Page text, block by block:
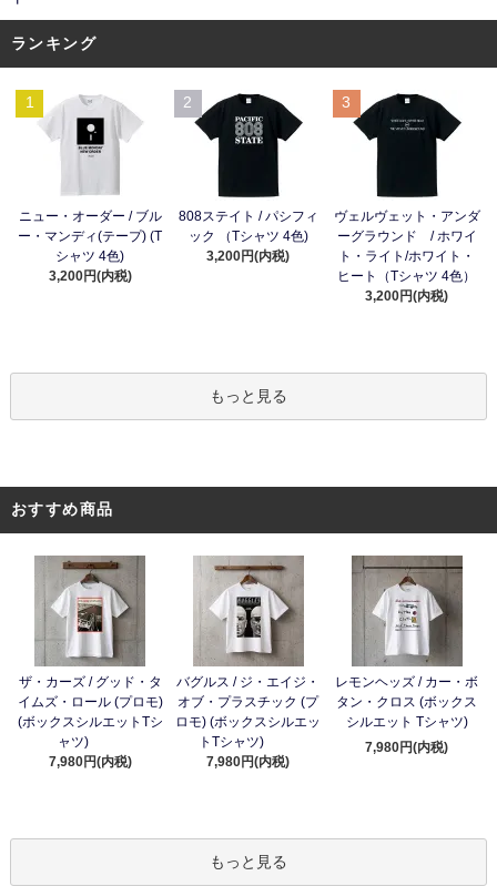
ランキング
1
ニュー・オーダー / ブル
ー・マンディ(テープ) (T
シャツ 4色)
3,200円(内税)
2
808ステイト / パシフィ
ック （Tシャツ 4色)
3,200円(内税)
3
ヴェルヴェット・アンダ
ーグラウンド / ホワイ
ト・ライト/ホワイト・
ヒート（Tシャツ 4色）
3,200円(内税)
もっと見る
おすすめ商品
ザ・カーズ / グッド・タ
イムズ・ロール (プロモ)
(ボックスシルエットTシ
ャツ)
7,980円(内税)
バグルス / ジ・エイジ・
オブ・プラスチック (プ
ロモ) (ボックスシルエッ
トTシャツ)
7,980円(内税)
レモンヘッズ / カー・ボ
タン・クロス (ボックス
シルエット Tシャツ)
7,980円(内税)
もっと見る